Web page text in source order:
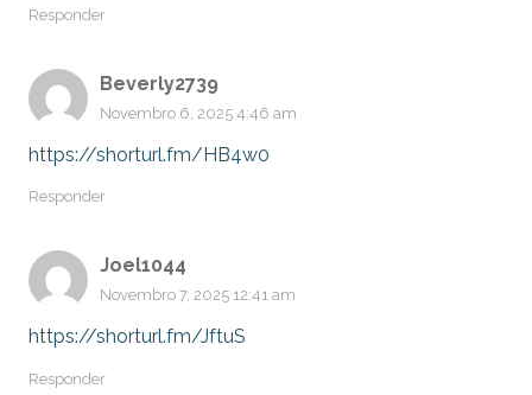
Responder
Beverly2739
Novembro 6, 2025 4:46 am
https://shorturl.fm/HB4w0
Responder
Joel1044
Novembro 7, 2025 12:41 am
https://shorturl.fm/JftuS
Responder